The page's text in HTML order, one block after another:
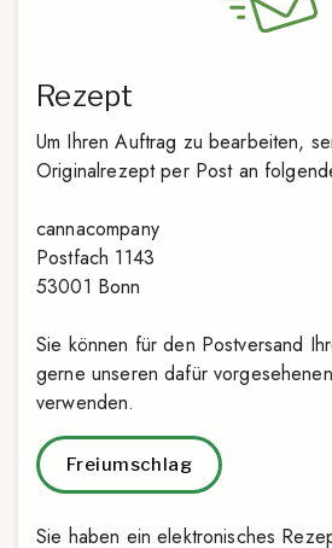
Rezept
Um Ihren Auftrag zu bearbeiten,
Originalrezept per Post an
cannacompany
Postfach 1143
53001 Bonn
Sie können für den Postversand
gerne unseren dafür
verwenden.
Freiumschlag
Sie haben ein elektronisches